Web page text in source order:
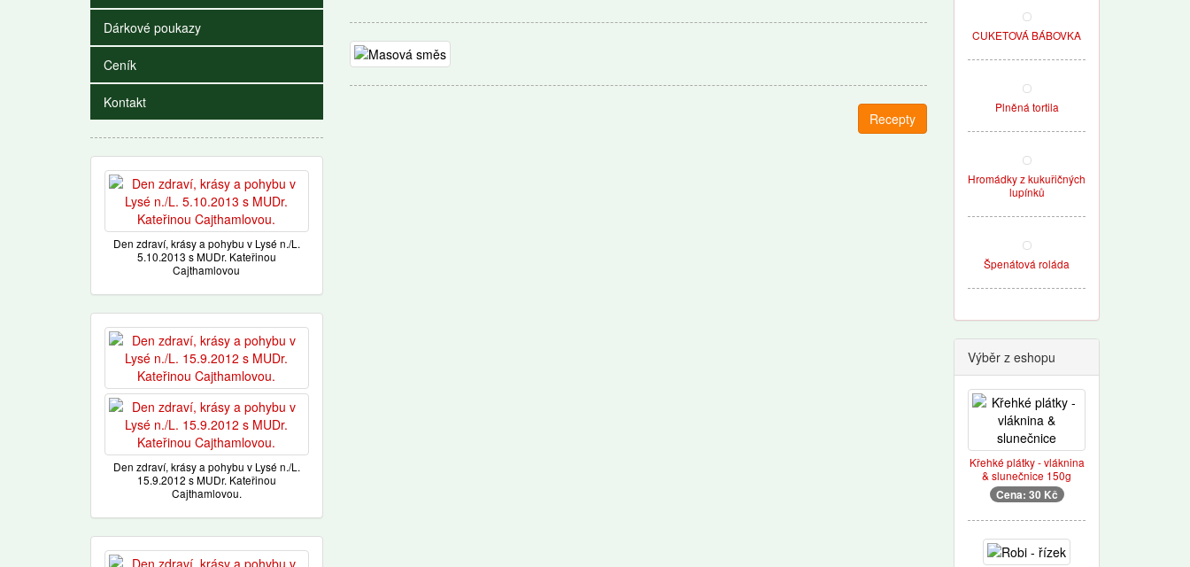
Dárkové poukazy
Ceník
Kontakt
Den zdraví, krásy a pohybu v Lysé n./L.
5.10.2013 s MUDr. Kateřinou
Cajthamlovou
Den zdraví, krásy a pohybu v Lysé n./L.
15.9.2012 s MUDr. Kateřinou
Cajthamlovou.
Recepty
CUKETOVÁ BÁBOVKA
Plněná tortila
Hromádky z kukuřičných
lupínků
Špenátová roláda
Výběr z eshopu
Křehké plátky - vláknina
& slunečnice 150g
Cena: 30 Kč